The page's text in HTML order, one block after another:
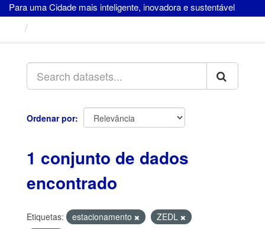
Para uma Cidade mais inteligente, inovadora e sustentável
Ordenar por
1 conjunto de dados
encontrado
Etiquetas: estacionamento
ZEDL